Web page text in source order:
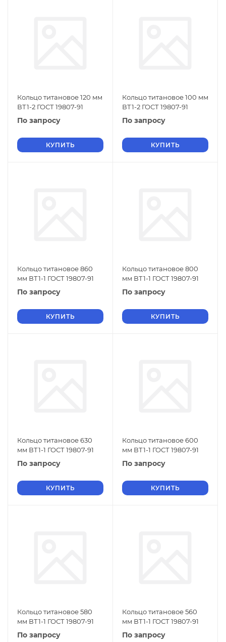
Кольцо титановое 120 мм
ВТ1-2 ГОСТ 19807-91
По запросу
КУПИТЬ
Кольцо титановое 100 мм
ВТ1-2 ГОСТ 19807-91
По запросу
КУПИТЬ
Кольцо титановое 860
мм ВТ1-1 ГОСТ 19807-91
По запросу
КУПИТЬ
Кольцо титановое 800
мм ВТ1-1 ГОСТ 19807-91
По запросу
КУПИТЬ
Кольцо титановое 630
мм ВТ1-1 ГОСТ 19807-91
По запросу
КУПИТЬ
Кольцо титановое 600
мм ВТ1-1 ГОСТ 19807-91
По запросу
КУПИТЬ
Кольцо титановое 580
мм ВТ1-1 ГОСТ 19807-91
По запросу
Кольцо титановое 560
мм ВТ1-1 ГОСТ 19807-91
По запросу